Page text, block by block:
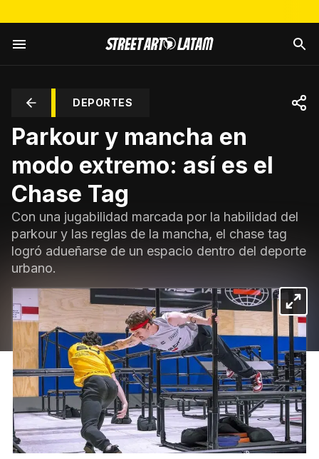
DEPORTES
Parkour y mancha en
modo extremo: así es el
Chase Tag
Con una jugabilidad marcada por la habilidad del
parkour y las reglas de la mancha, el chase tag
logró adueñarse de un espacio dentro del deporte
urbano.